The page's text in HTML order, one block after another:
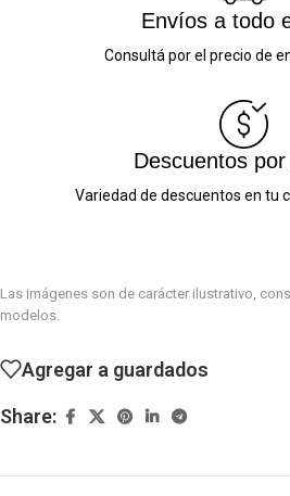
Envíos a todo
Consultá por el precio de
Descuentos
Variedad de descuentos en tu
Las imágenes son de carácter ilustrativo,
modelos.
Agregar a guardados
Share: